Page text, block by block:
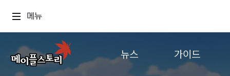
메뉴
뉴스 가이드